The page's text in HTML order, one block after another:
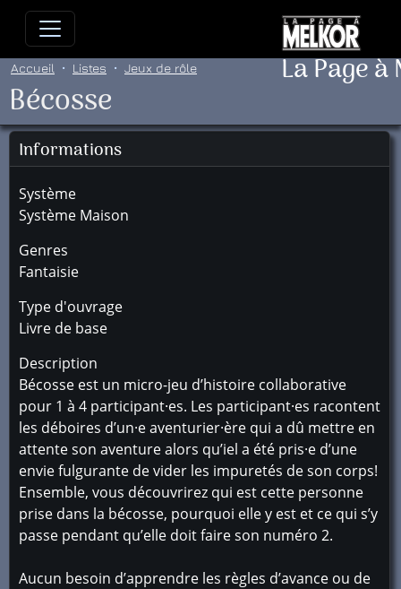
Allez directement au contenu
La Page
Accueil Listes Jeux de rôle
Bécosse
Informations
Système
Système Maison
Genres
Fantaisie
Type d'ouvrage
Livre de base
Description
Bécosse est un micro-jeu d’histoire collaborative
pour 1 à 4 participant·es. Les participant·es racontent
les déboires d’un·e aventurier·ère qui a dû mettre en
attente son aventure alors qu’iel a été pris·e d’une
envie fulgurante de vider les impuretés de son corps!
Ensemble, vous découvrirez qui est cette personne
prise dans la bécosse, pourquoi elle y est et ce qui s’y
passe pendant qu’elle doit faire son numéro 2.
Aucun besoin d’apprendre les règles d’avance ou de